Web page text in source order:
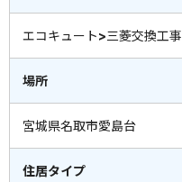
エコキュート>三菱交換工事
場所
宮城県名取市愛島台
住居タイプ